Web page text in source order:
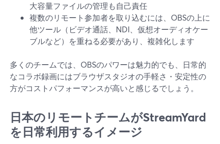
大容量ファイルの管理も自己責任
複数のリモート参加者を取り込むには、OBSの上に
他ツール（ビデオ通話、NDI、仮想オーディオケー
ブルなど）を重ねる必要があり、複雑化します
多くのチームでは、OBSのパワーは魅力的でも、日常的
なコラボ録画にはブラウザスタジオの手軽さ・安定性の
方がコストパフォーマンスが高いと感じるでしょう。
日本のリモートチームがStreamYard
を日常利用するイメージ